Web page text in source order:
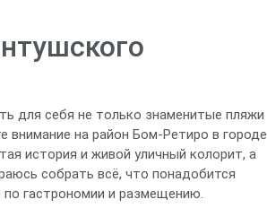
для себя не только знаменитые пляжи
на район Бом‑Ретиро в городе
история и живой уличный колорит, а
собрать всё, что понадобится
по гастрономии и размещению.